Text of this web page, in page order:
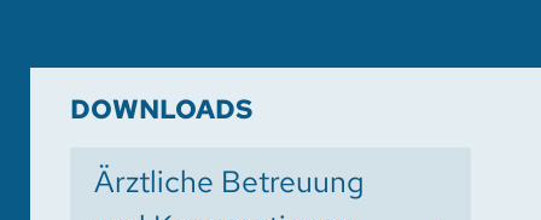
DOWNLOADS
Ärztliche Betreuung